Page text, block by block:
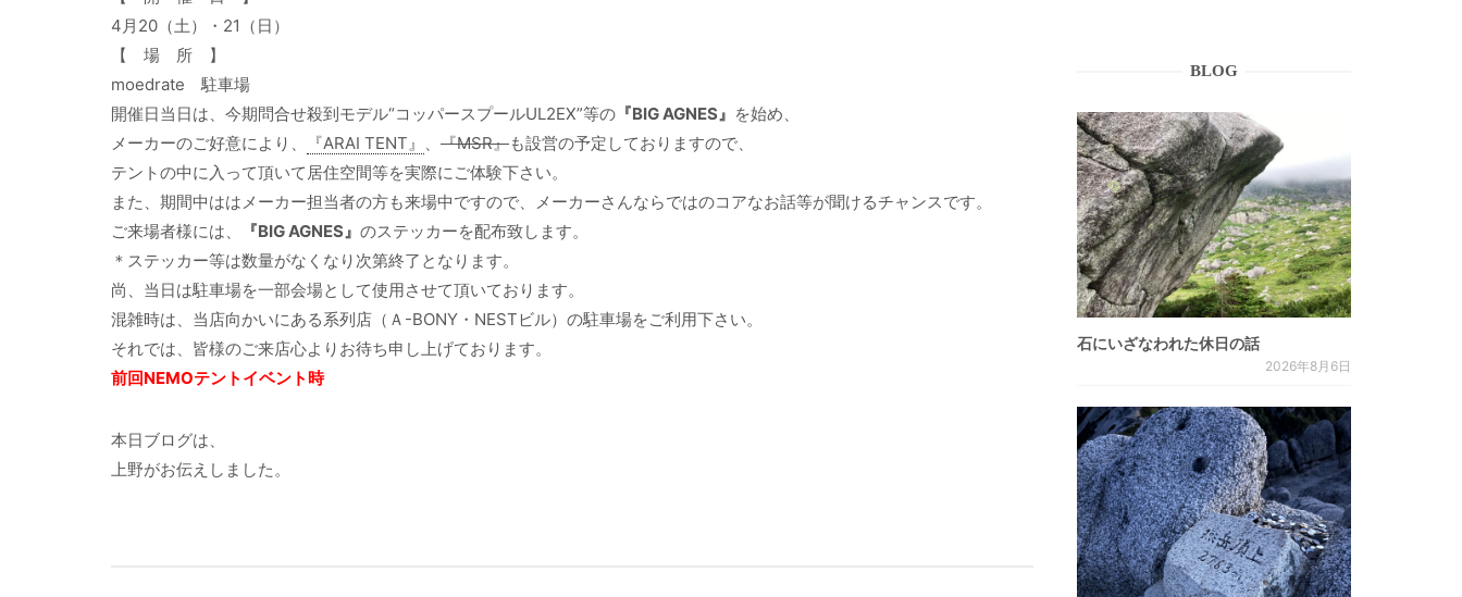
4月20（土）・21（日）
【 場 所 】
moedrate 駐車場
開催日当日は、今期問合せ殺到モデル“コッパースプールUL2EX”等の 『BIG AGNES』 を始め、
メーカーのご好意により、
『ARAI TENT』 、 『MSR』も設営の予定しておりますので、
テントの中に入って頂いて居住空間等を実際にご体験下さい。
また、期間中ははメーカー担当者の方も来場中ですので、メーカーさんならではのコアなお話等が聞けるチャンスです。
ご来場者様には、
『BIG AGNES』 のステッカーを配布致します。
＊ステッカー等は数量がなくなり次第終了となります。
尚、当日は駐車場を一部会場として使用させて頂いております。
混雑時は、当店向かいにある系列店（Ａ-BONY・NESTビル）の駐車場をご利用下さい。
それでは、皆様のご来店心よりお待ち申し上げております。
前回NEMOテントイベント時
本日ブログは、
上野がお伝えしました。
BLOG
石にいざなわれた休日の話
2026年8月6日